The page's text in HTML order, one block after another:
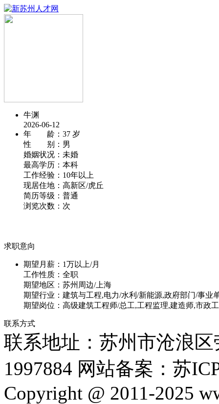
牛渊
2026-06-12
年 龄： 37 岁
性 别： 男
婚姻状况： 未婚
最高学历： 本科
工作经验： 10年以上
现居住地： 高新区/虎丘
简历等级： 普通
浏览次数： 次
求职意向
期望月薪： 1万以上/月
工作性质： 全职
期望地区： 苏州周边/上海
期望行业： 建筑与工程,电力/水利/新能源,政府部门/事业
期望岗位： 高级建筑工程师/总工,工程监理,建造师,市政
联系方式
联系地址：苏州市沧浪
1997884 网站备案：苏
Copyright @ 2011-2025